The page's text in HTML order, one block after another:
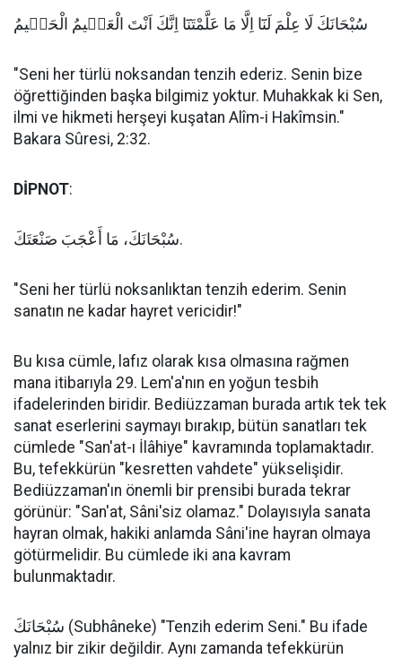
سُبْحَانَكَ لَا عِلْمَ لَنَٓا اِلَّا مَا عَلَّمْتَنَٓا اِنَّكَ اَنْتَ الْعَلٖيمُ الْحَكٖيمُ
"Seni her türlü noksandan tenzih ederiz. Senin bize
öğrettiğinden başka bilgimiz yoktur. Muhakkak ki Sen,
ilmi ve hikmeti herşeyi kuşatan Alîm-i Hakîmsin."
Bakara Sûresi, 2:32.
DİPNOT:
سُبْحَانَكَ، مَا أَعْجَبَ صَنْعَتَكَ.
"Seni her türlü noksanlıktan tenzih ederim. Senin
sanatın ne kadar hayret vericidir!"
Bu kısa cümle, lafız olarak kısa olmasına rağmen
mana itibarıyla 29. Lem'a'nın en yoğun tesbih
ifadelerinden biridir. Bediüzzaman burada artık tek tek
sanat eserlerini saymayı bırakıp, bütün sanatları tek
cümlede "San'at-ı İlâhiye" kavramında toplamaktadır.
Bu, tefekkürün "kesretten vahdete" yükselişidir.
Bediüzzaman'ın önemli bir prensibi burada tekrar
görünür: "San'at, Sâni'siz olamaz." Dolayısıyla sanata
hayran olmak, hakiki anlamda Sâni'ine hayran olmaya
götürmelidir. Bu cümlede iki ana kavram
bulunmaktadır.
سُبْحَانَكَ (Subhâneke) "Tenzih ederim Seni." Bu ifade
yalnız bir zikir değildir. Aynı zamanda tefekkürün